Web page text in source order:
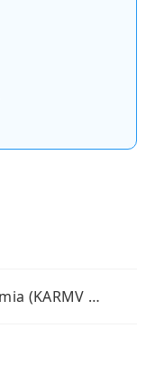
Chico & Qatoshi - Mama mia (KARMV REMIX)